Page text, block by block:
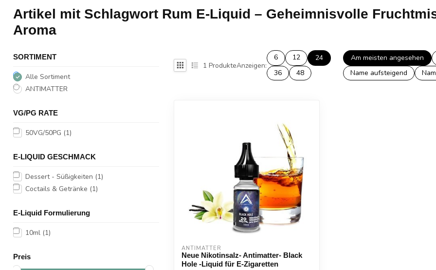
Artikel mit Schlagwort Rum E-Liquid – Geheimnisvolle
Aroma
SORTIMENT
Alle Sortiment
ANTIMATTER
VG/PG RATE
50VG/50PG (1)
E-LIQUID GESCHMACK
Dessert - Süßigkeiten (1)
Coctails & Getränke (1)
E-Liquid Formulierung
10ml (1)
Preis
1 ProdukteAnzeigen:
6 12
24
36
48
Am meisten angesehen
Name aufsteigend
ANTIMATTER
Neue Nikotinsalz- Antimatter- Black
Hole -Liquid für E-Zigaretten